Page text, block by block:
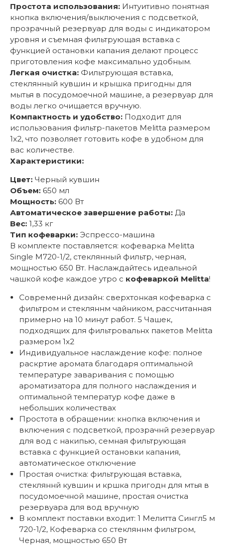
Простота использования: Интуитивно понятная
кнопка включения/выключения с подсветкой,
прозрачный резервуар для воды с индикатором
уровня и съемная фильтрующая вставка с
функцией остановки капания делают процесс
приготовления кофе максимально удобным.
Легкая очистка: Фильтрующая вставка,
стеклянный кувшин и крышка пригодны для
мытья в посудомоечной машине, а резервуар для
воды легко очищается вручную.
Компактность и удобство: Подходит для
использования фильтр-пакетов Melitta размером
1x2, что позволяет готовить кофе в удобном для
вас количестве.
Характеристики:
Цвет: Черный кувшин
Объем: 650 мл
Мощность: 600 Вт
Автоматическое завершение работы: Да
Вес: 1,33 кг
Тип кофеварки: Эспрессо-машина
В комплекте поставляется: кофеварка Melitta
Single M720-1/2, стеклянный фильтр, черная,
мощностью 650 Вт. Наслаждайтесь идеальной
чашкой кофе каждое утро с кофеваркой Melitta!
Современнй дизайн: сверхтонкая кофеварка с
фильтром и стекляннм чайником, рассчитанная
примерно на 10 минут работ. 5 Чашек,
подходящих для фильтровальнх пакетов Melitta
размером 1x2
Индивидуальное наслаждение кофе: полное
раскртие аромата благодаря оптимальной
температуре заваривания с помощью
ароматизатора для полного наслаждения и
оптимальной температур кофе даже в
небольших количествах
Простота в обращении: кнопка включения и
включения с подсветкой, прозрачнй резервуар
для вод с накипью, семная фильтрующая
вставка с функцией остановки капания,
автоматическое отключение
Простая очистка: фильтрующая вставка,
стекляннй кувшин и кршка пригодн для мтья в
посудомоечной машине, простая очистка
резервуара для вод вручную
В комплект поставки входит: 1 Мелитта Сингл5 м
720-1/2, Кофеварка со стекляннм фильтром,
Черная, мощностью 650 Вт